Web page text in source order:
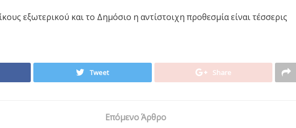
εξωτερικού και το Δημόσιο η αντίστοιχη προθεσμία είναι τέσσερις
Tweet Share
Επόμενο Άρθρο